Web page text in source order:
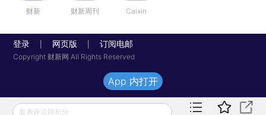
财新 财新周刊 Caixin
登录 网页版 订阅电邮
Copyright 财新网 All Rights Reserved
发表评论得积分
App 内打开